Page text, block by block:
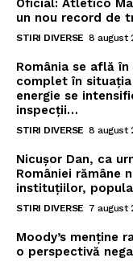
Oficial: Atletico
un nou record de
STIRI DIVERSE 8 august
România se află
complet în
energie se
inspecții…
STIRI DIVERSE 8 august
Nicușor Dan, ca
României rămâne
instituțiilor,
STIRI DIVERSE 7 august
Moody’s menține
o perspectivă